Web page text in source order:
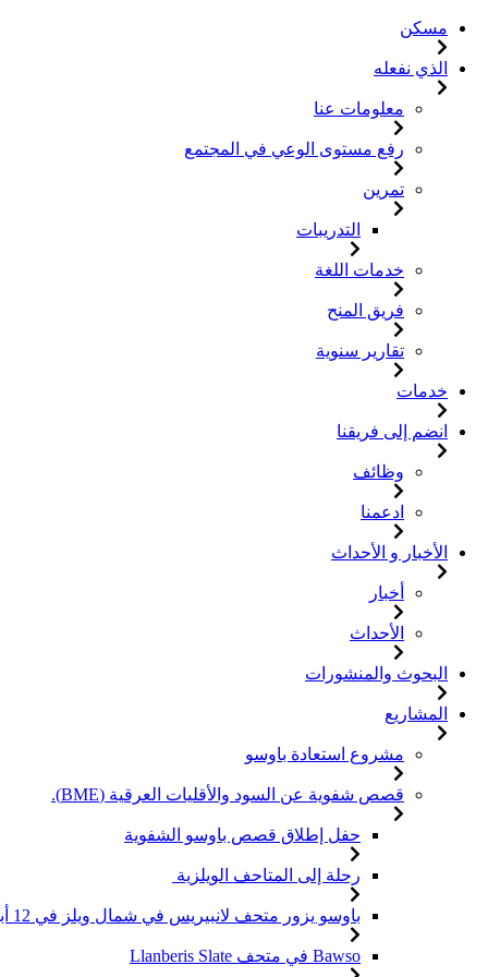
مسكن
الذي نفعله
معلومات عنا
رفع مستوى الوعي في المجتمع
تمرين
التدريبات
خدمات اللغة
فريق المنح
تقارير سنوية
خدمات
انضم إلى فريقنا
وظائف
ادعمنا
الأخبار و الأحداث
أخبار
الأحداث
البحوث والمنشورات
المشاريع
مشروع استعادة باوسو
قصص شفوية عن السود والأقليات العرقية (BME).
حفل إطلاق قصص باوسو الشفوية
رحلة إلى المتاحف الويلزية
باوسو يزور متحف لانبيريس في شمال ويلز في 12 أبريل 2024
Bawso في متحف Llanberis Slate